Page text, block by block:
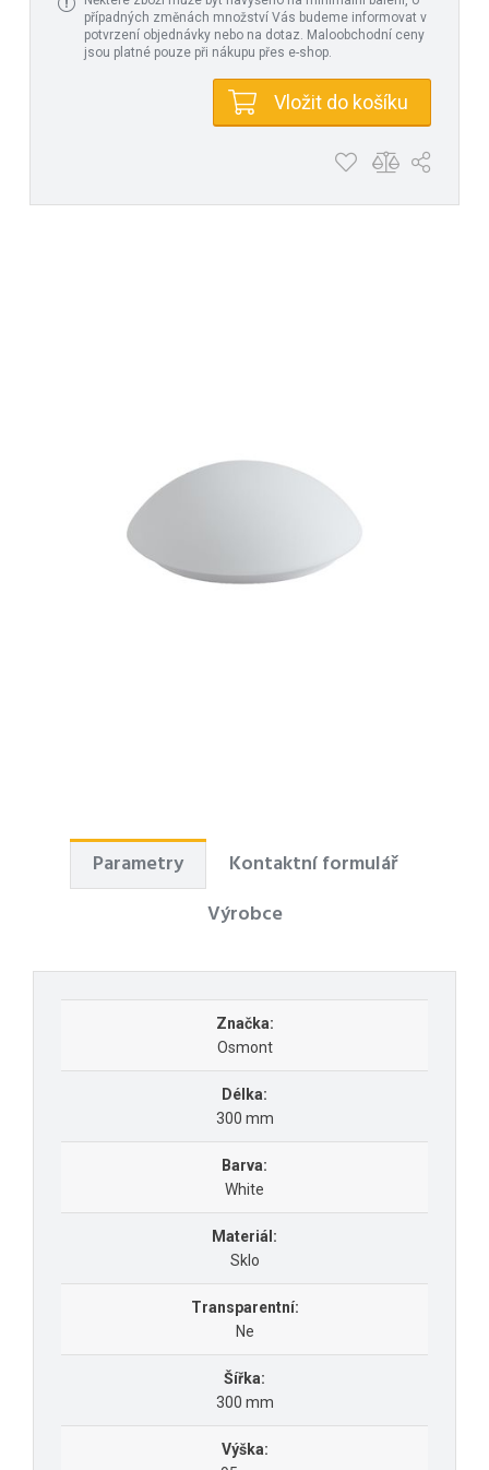
případných změnách množství Vás budeme informovat v
potvrzení objednávky nebo na dotaz. Maloobchodní ceny
jsou platné pouze při nákupu přes e-shop.
Vložit do košíku
Parametry
Kontaktní formulář
Výrobce
Značka:
Osmont
Délka:
300 mm
Barva:
White
Materiál:
Sklo
Transparentní:
Ne
Šířka:
300 mm
Výška: